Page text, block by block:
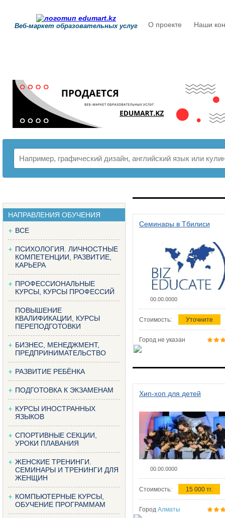
Веб-маркет образовательных услуг О проекте Наши
НАПРАВЛЕНИЯ ОБУЧЕНИЯ
ВСЕ
ПСИХОЛОГИЯ. ЛИЧНОСТНЫЕ
КОМПЕТЕНЦИИ, РАЗВИТИЕ,
КАРЬЕРА
ПРОФЕССИОНАЛЬНЫЕ
КУРСЫ, КУРСЫ ПРОФЕССИЙ
ПОВЫШЕНИЕ
КВАЛИФИКАЦИИ, КУРСЫ
ПЕРЕПОДГОТОВКИ
БИЗНЕС, МЕНЕДЖМЕНТ,
ПРЕДПРИНИМАТЕЛЬСТВО
РАЗВИТИЕ РЕБЁНКА
ПОДГОТОВКА К ЭКЗАМЕНАМ
КУРСЫ ИНОСТРАННЫХ
ЯЗЫКОВ
СПОРТИВНЫЕ СЕКЦИИ,
УРОКИ ПЛАВАНИЯ
ЖЕНСКИЕ ТРЕНИНГИ.
СЕМИНАРЫ И ТРЕНИНГИ ДЛЯ
ЖЕНЩИН
КОМПЬЮТЕРНЫЕ КУРСЫ,
ОБУЧЕНИЕ ПРОГРАММАМ
Семинары в Тбилиси
00.00.0000
Стоимость: Уточните
Город не указан
Хип-хоп для детей
00.00.0000
Стоимость: 15 000 тг.
Город Алматы